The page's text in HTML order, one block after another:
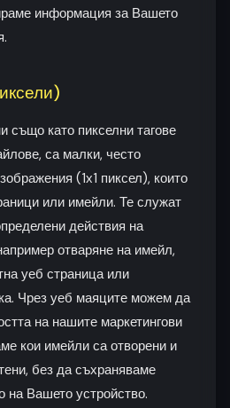
информация за Вашето
също като пикселни тагове
са малки, често
(1x1 пиксел), които
или имейли. Те служат
действия на
отваряне на имейл,
уеб страница или
Чрез уеб маяците можем да
на нашите маркетингови
кои имейли са отворени и
без да съхраняваме
на Вашето устройство.